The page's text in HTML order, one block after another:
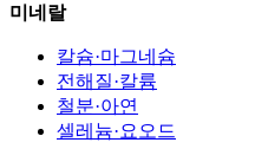
미네랄
칼슘·마그네슘
전해질·칼륨
철분·아연
셀레늄·요오드